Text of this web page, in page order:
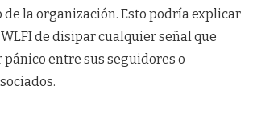
la organización. Esto podría explicar
de disipar cualquier señal que
entre sus seguidores o